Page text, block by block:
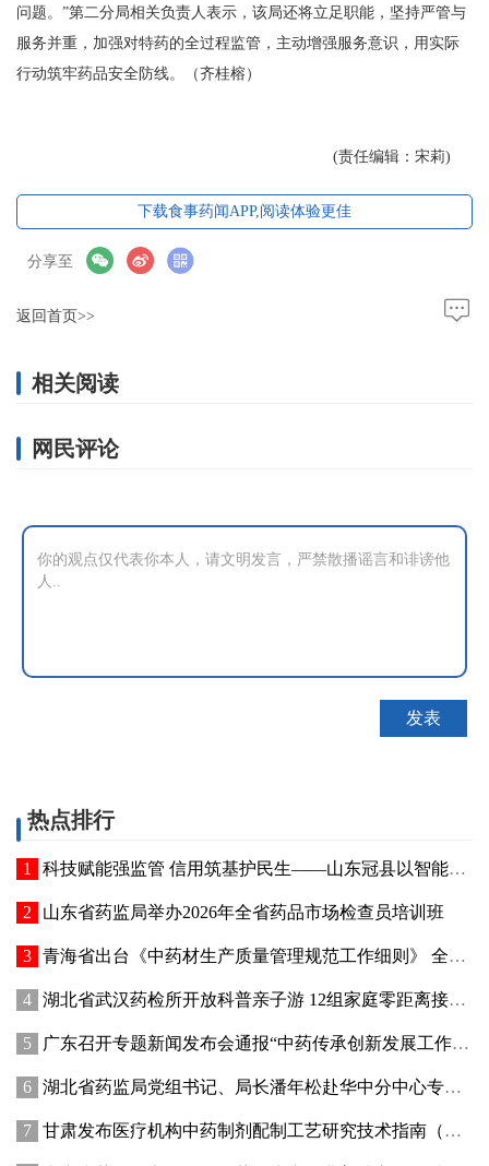
问题。”第二分局相关负责人表示，该局还将立足职能，坚持严管与
服务并重，加强对特药的全过程监管，主动增强服务意识，用实际
行动筑牢药品安全防线。（齐桂榕）
(责任编辑：宋莉)
下载食事药闻APP,阅读体验更佳
分享至
返回首页>>
相关阅读
网民评论
热点排行
科技赋能强监管 信用筑基护民生——山东冠县以智能管控提质“两定机构”医保服务能力
山东省药监局举办2026年全省药品市场检查员培训班
青海省出台《中药材生产质量管理规范工作细则》 全面强化中药材质量源头管控
湖北省武汉药检所开放科普亲子游 12组家庭零距离接触药品检验
广东召开专题新闻发布会通报“中药传承创新发展工作成效”
湖北省药监局党组书记、局长潘年松赴华中分中心专题调研全面从严治党工作 强调以高质量党建引领药监事业行稳致远
甘肃发布医疗机构中药制剂配制工艺研究技术指南（试行）